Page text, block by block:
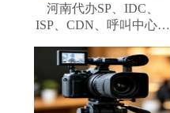
河南代办SP、IDC、
ISP、CDN、呼叫中心、